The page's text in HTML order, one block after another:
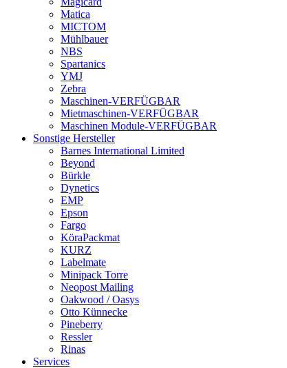
Matica
MICTOM
Mühlbauer
NBS
Spartanics
YMJ
Zebra
Maschinen-VERFÜGBAR
Mietmaschinen-VERFÜGBAR
Maschinen Module-VERFÜGBAR
Sonstige Hersteller
Barnes International Limited
Beyond
Bürkle
Dynetics
EMP
Epson
Fargo
KöraPackmat
KURZ
Labelmate
Minipack Torre
Neopost Mailing
Oakwood / Oasys
Otto Künnecke
Pineberry
Ressler
Rinas
Services